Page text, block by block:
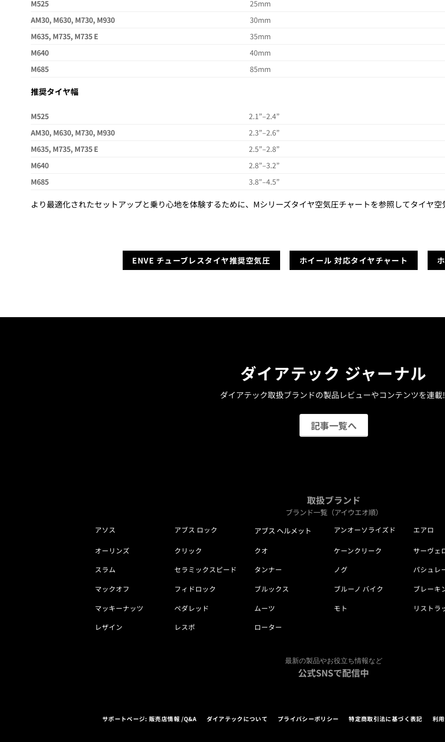
M525
25mm
AM30, M630, M730, M930
30mm
M635, M735, M735 E
35mm
M640
40mm
M685
85mm
推奨タイヤ幅
M525
2.1”–2.4”
AM30, M630, M730, M930
2.3”–2.6”
M635, M735, M735 E
2.5”–2.8”
M640
2.8”–3.2”
M685
3.8″–4.5”
より最適化されたセットアップと乗り心地を体験するために、Mシリーズタイヤ空気圧チャートを参照してタイヤ
ENVE チューブレスタイヤ推奨空気圧 ホイール 対応タイヤチャート
ダイアテック ジャーナル
ダイアテック取扱ブランドの製品レビューやコンテンツを連
記事一覧へ
取扱ブランド
ブランド一覧（アイウエオ順）
アソス アブス ロック アブス ヘルメット アンオーソライズド エアロ
オーリンズ クリック クオ ケーンクリーク
サーヴェ
スラム
セラミックスピード タンナー ノグ
パシュレ
マックオフ
フィドロック ブルックス ブルーノ バイク
ブレーキ
マッキーナッツ
ペダレッド ムーツ モト
リストラ
レザイン
レスポ ローター
最新の製品やお役立ち情報など
公式SNSで配信中
サポートページ: 販売店情報 /Q&A ダイアテックについて プライバシーポリシー 特定商取引法に基づく表記 利